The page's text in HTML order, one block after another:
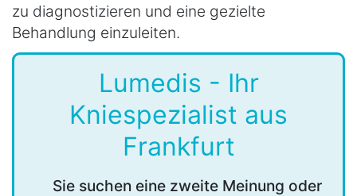
zu diagnostizieren und eine gezielte
Behandlung einzuleiten.
Lumedis - Ihr
Kniespezialist aus
Frankfurt
Sie suchen eine zweite Meinung oder